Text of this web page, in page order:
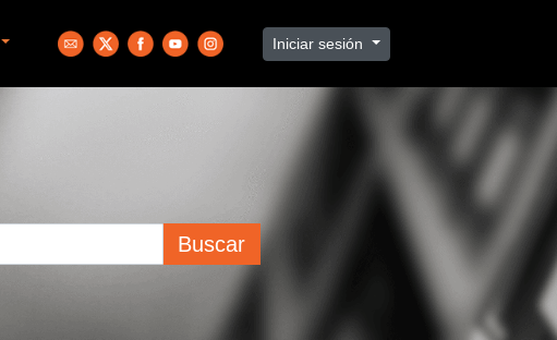
Iniciar sesión
Buscar